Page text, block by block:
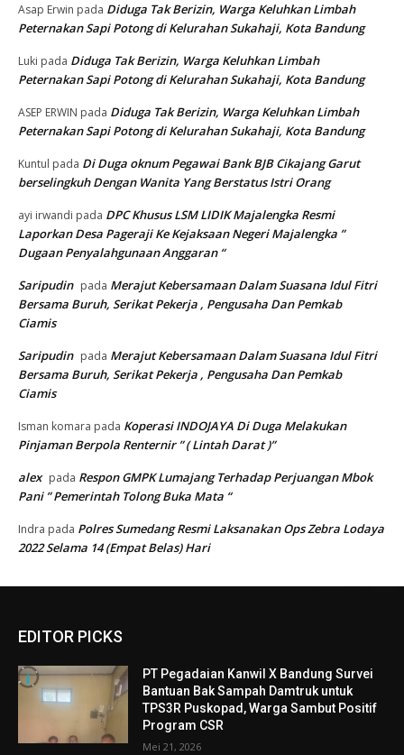
Asap Erwin pada Diduga Tak Berizin, Warga Keluhkan Limbah
Peternakan Sapi Potong di Kelurahan Sukahaji, Kota Bandung
Luki pada Diduga Tak Berizin, Warga Keluhkan Limbah
Peternakan Sapi Potong di Kelurahan Sukahaji, Kota Bandung
ASEP ERWIN pada Diduga Tak Berizin, Warga Keluhkan Limbah
Peternakan Sapi Potong di Kelurahan Sukahaji, Kota Bandung
Kuntul pada Di Duga oknum Pegawai Bank BJB Cikajang Garut
berselingkuh Dengan Wanita Yang Berstatus Istri Orang
ayi irwandi pada DPC Khusus LSM LIDIK Majalengka Resmi
Laporkan Desa Pageraji Ke Kejaksaan Negeri Majalengka ”
Dugaan Penyalahgunaan Anggaran “
Saripudin pada Merajut Kebersamaan Dalam Suasana Idul Fitri
Bersama Buruh, Serikat Pekerja , Pengusaha Dan Pemkab
Ciamis
Saripudin pada Merajut Kebersamaan Dalam Suasana Idul Fitri
Bersama Buruh, Serikat Pekerja , Pengusaha Dan Pemkab
Ciamis
Isman komara pada Koperasi INDOJAYA Di Duga Melakukan
Pinjaman Berpola Renternir ” ( Lintah Darat )”
alex pada Respon GMPK Lumajang Terhadap Perjuangan Mbok
Pani ” Pemerintah Tolong Buka Mata “
Indra pada Polres Sumedang Resmi Laksanakan Ops Zebra Lodaya
2022 Selama 14 (Empat Belas) Hari
EDITOR PICKS
PT Pegadaian Kanwil X Bandung Survei
Bantuan Bak Sampah Damtruk untuk
TPS3R Puskopad, Warga Sambut Positif
Program CSR
Mei 21, 2026